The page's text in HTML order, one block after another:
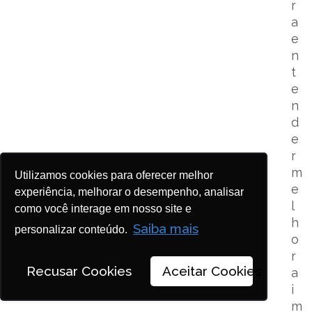
Utilizamos cookies para oferecer melhor
experiência, melhorar o desempenho, analisar
como você interage em nosso site e
personalizar conteúdo. Saiba mais
Recusar Cookies Aceitar Cookies
r
a
e
n
t
e
n
d
e
r
m
e
l
h
o
r
a
i
m